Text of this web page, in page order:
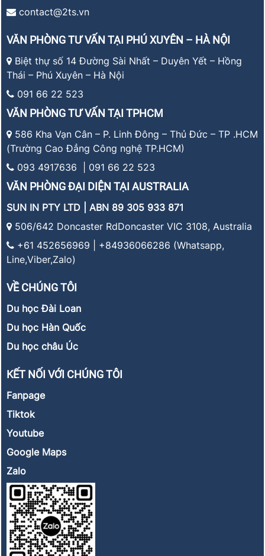
contact@2ts.vn
VĂN PHÒNG TƯ VẤN TẠI PHÚ XUYÊN – HÀ NỘI
Biệt thự số 14 Đường Sài Nhất – Duyên Yết – Hồng
Thái – Phú Xuyên – Hà Nội
091 66 22 523
VĂN PHÒNG TƯ VẤN TẠI TPHCM
586 Kha Vạn Cân – P. Linh Đông – Thủ Đức – TP .HCM
(Trường Cao Đẳng Công nghệ TP.HCM)
093 4917636 | 091 66 22 523
VĂN PHÒNG ĐẠI DIỆN TẠI AUSTRALIA
SUN IN PTY LTD | ABN 89 305 933 871
506/642 Doncaster RdDoncaster VIC 3108, Australia
+61 452656969 | +84936066286 (Whatsapp,
Line,Viber,Zalo)
VỀ CHÚNG TÔI
Du học Đài Loan
Du học Hàn Quốc
Du học châu Úc
KẾT NỐI VỚI CHÚNG TÔI
Fanpage
Tiktok
Youtube
Google Maps
Zalo